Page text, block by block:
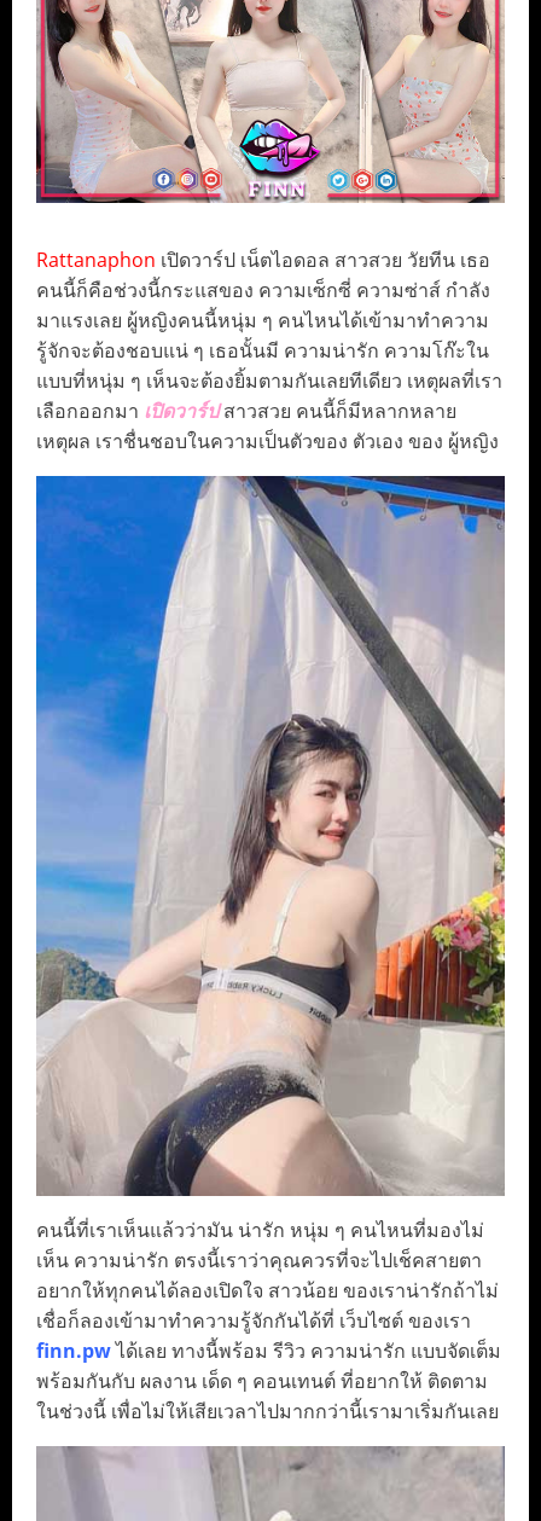
Rattanaphon เปิดวาร์ป เน็ตไอดอล สาวสวย วัยทีน เธอ
คนนี้ก็คือช่วงนี้กระแสของ ความเซ็กซี่ ความซ่าส์ กำลัง
มาแรงเลย ผู้หญิงคนนี้หนุ่ม ๆ คนไหนได้เข้ามาทำความ
รู้จักจะต้องชอบแน่ ๆ เธอนั้นมี ความน่ารัก ความโก๊ะใน
แบบที่หนุ่ม ๆ เห็นจะต้องยิ้มตามกันเลยทีเดียว เหตุผลที่เรา
เลือกออกมา เปิดวาร์ปสาวสวย คนนี้ก็มีหลากหลาย
เหตุผล เราชื่นชอบในความเป็นตัวของ ตัวเอง ของ ผู้หญิง
คนนี้ที่เราเห็นแล้วว่ามัน น่ารัก หนุ่ม ๆ คนไหนที่มองไม่
เห็น ความน่ารัก ตรงนี้เราว่าคุณควรที่จะไปเช็คสายตา
อยากให้ทุกคนได้ลองเปิดใจ สาวน้อย ของเราน่ารักถ้าไม่
เชื่อก็ลองเข้ามาทำความรู้จักกันได้ที่ เว็บไซต์ ของเรา
finn.pwได้เลย ทางนี้พร้อม รีวิว ความน่ารัก แบบจัดเต็ม
พร้อมกันกับ ผลงาน เด็ด ๆ คอนเทนต์ ที่อยากให้ ติดตาม
ในช่วงนี้ เพื่อไม่ให้เสียเวลาไปมากกว่านี้เรามาเริ่มกันเลย